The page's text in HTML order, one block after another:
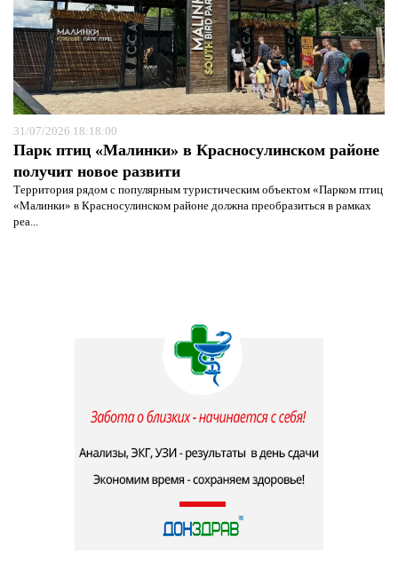
31/07/2026 18:18:00
Парк птиц «Малинки» в Красносулинском районе
получит новое развити
Территория рядом с популярным туристическим объектом «Парком птиц
«Малинки» в Красносулинском районе должна преобразиться в рамках
реа...